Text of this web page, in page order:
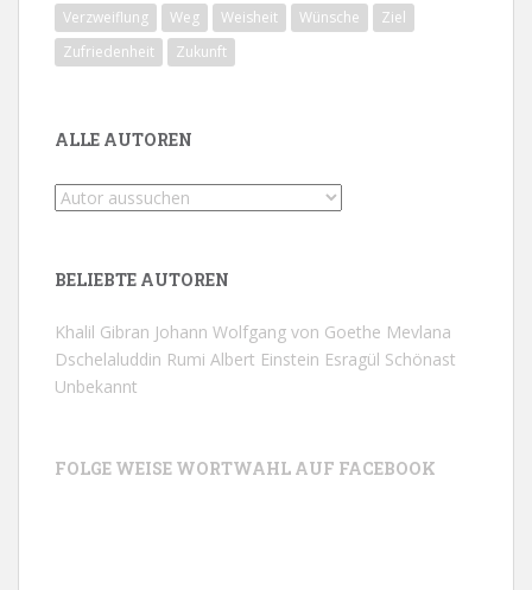
Verzweiflung
Weg Weisheit Wünsche
Ziel
Zufriedenheit
Zukunft
ALLE AUTOREN
BELIEBTE AUTOREN
Khalil Gibran Johann Wolfgang von Goethe Mevlana
Dschelaluddin Rumi Albert Einstein Esragül Schönast
Unbekannt
FOLGE WEISE WORTWAHL AUF FACEBOOK